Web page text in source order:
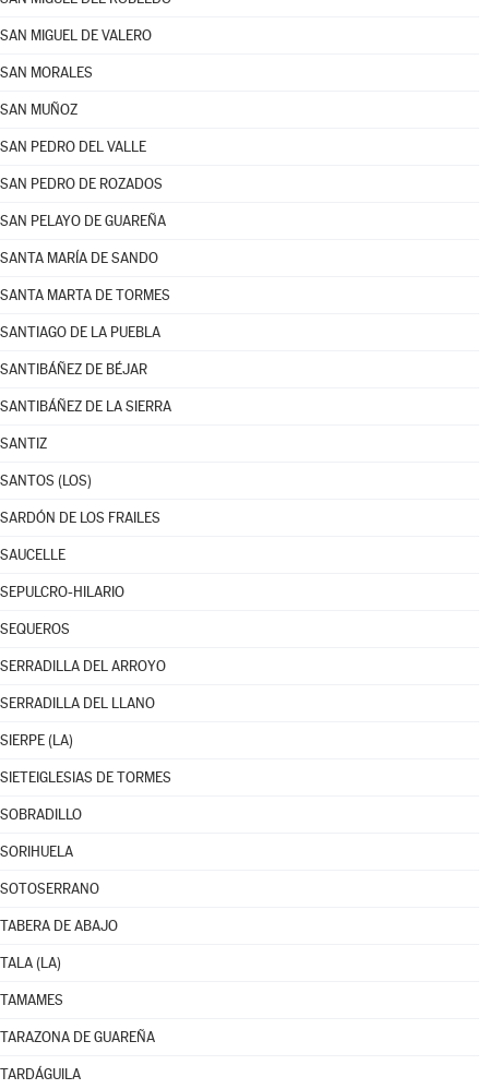
SAN MIGUEL DE VALERO
SAN MORALES
SAN MUÑOZ
SAN PEDRO DEL VALLE
SAN PEDRO DE ROZADOS
SAN PELAYO DE GUAREÑA
SANTA MARÍA DE SANDO
SANTA MARTA DE TORMES
SANTIAGO DE LA PUEBLA
SANTIBÁÑEZ DE BÉJAR
SANTIBÁÑEZ DE LA SIERRA
SANTIZ
SANTOS (LOS)
SARDÓN DE LOS FRAILES
SAUCELLE
SEPULCRO-HILARIO
SEQUEROS
SERRADILLA DEL ARROYO
SERRADILLA DEL LLANO
SIERPE (LA)
SIETEIGLESIAS DE TORMES
SOBRADILLO
SORIHUELA
SOTOSERRANO
TABERA DE ABAJO
TALA (LA)
TAMAMES
TARAZONA DE GUAREÑA
TARDÁGUILA